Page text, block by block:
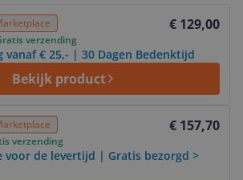
€ 129,00
verzending
vanaf € 25,- | 30 Dagen Bedenktijd
Bekijk product
€ 157,70
verzending
voor de levertijd | Gratis bezorgd >